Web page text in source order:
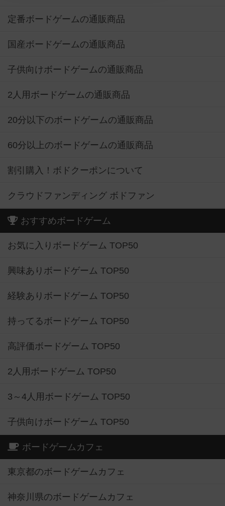
定番ボードゲームの通販商品
国産ボードゲームの通販商品
子供向けボードゲームの通販商品
2人用ボードゲームの通販商品
20分以下のボードゲームの通販商品
60分以上のボードゲームの通販商品
割引購入！ボドクーポンについて
クラウドファンディング ボドファン
おすすめボードゲーム
お気に入りボードゲーム TOP50
興味ありボードゲーム TOP50
経験ありボードゲーム TOP50
持ってるボードゲーム TOP50
高評価ボードゲーム TOP50
2人用ボードゲーム TOP50
3～4人用ボードゲーム TOP50
子供向けボードゲーム TOP50
ボードゲームカフェ
東京都のボードゲームカフェ
神奈川県のボードゲームカフェ